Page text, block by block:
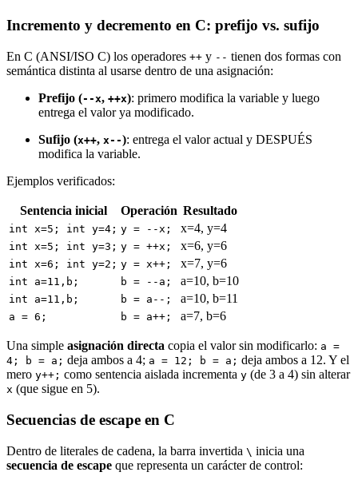
Incremento y decremento en C: prefijo vs. sufijo
En C (ANSI/ISO C) los operadores ++ y -- tienen dos formas con
semántica distinta al usarse dentro de una asignación:
Prefijo (--x, ++x): primero modifica la variable y luego
entrega el valor ya modificado.
Sufijo (x++, x--): entrega el valor actual y DESPUÉS
modifica la variable.
Ejemplos verificados:
Sentencia inicial Operación Resultado
int x=5; int y=4; y = --x; x=4, y=4
int x=5; int y=3; y = ++x; x=6, y=6
int x=6; int y=2; y = x++; x=7, y=6
int a=11,b; b = --a; a=10, b=10
int a=11,b; b = a--; a=10, b=11
a = 6; b = a++; a=7, b=6
Una simple asignación directa copia el valor sin modificarlo: a =
4; b = a; deja ambos a 4; a = 12; b = a; deja ambos a 12. Y el
mero y++; como sentencia aislada incrementa y (de 3 a 4) sin alterar
x (que sigue en 5).
Secuencias de escape en C
Dentro de literales de cadena, la barra invertida \ inicia una
secuencia de escape que representa un carácter de control: